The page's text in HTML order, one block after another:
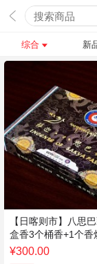
综合 新
【日喀则市】八思
盒香3个桶香+1个香
¥300.00